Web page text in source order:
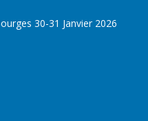
30-31 Janvier 2026